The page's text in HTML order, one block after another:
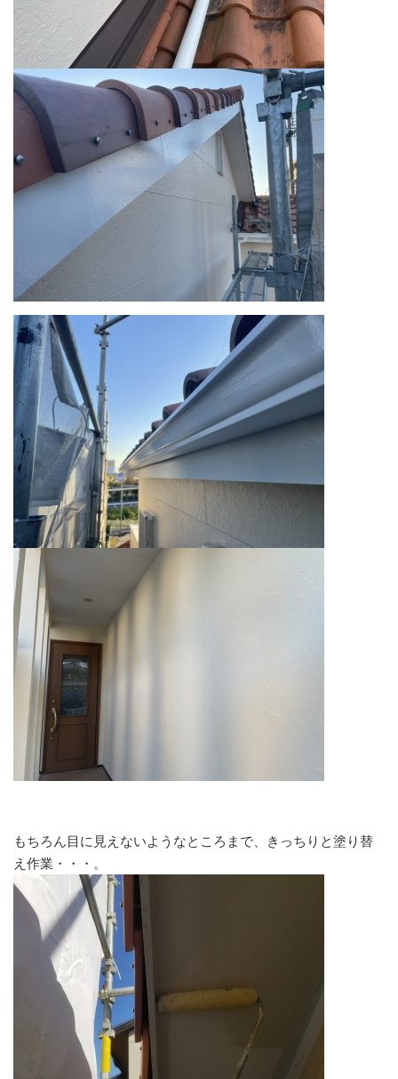
もちろん目に見えないようなところまで、きっちりと塗り替
え作業・・・。